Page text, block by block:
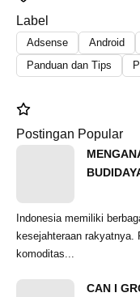
Label
Adsense Android
Panduan dan Tips
Postingan Popular
Indonesia memiliki
kesejahteraan rakyatnya.
komoditas...
CAN I